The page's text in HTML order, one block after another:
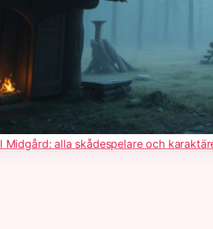
Midgård: alla skådespelare och